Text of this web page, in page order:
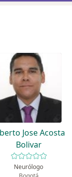
Jose Acosta
Bolivar
Neurólogo